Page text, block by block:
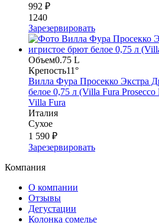
992 ₽
1240
Зарезервировать
Объем0.75 L
Крепость11°
Вилла Фура Просекко Экстра
белое 0,75 л (Villa Fura
Villa Fura
Италия
Сухое
1 590 ₽
Зарезервировать
Компания
О компании
Отзывы
Дегустации
Колонка сомелье